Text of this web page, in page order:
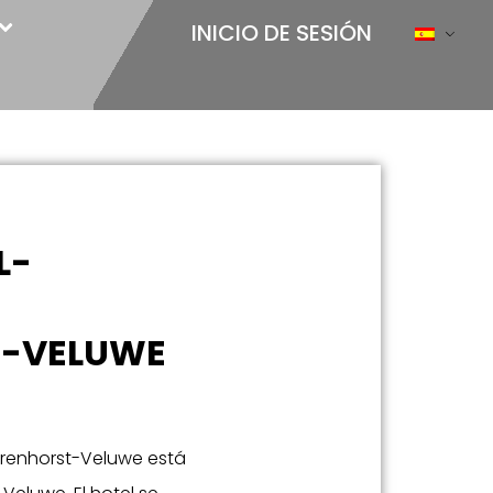
INICIO DE SESIÓN
VELUWE
Veluwe está